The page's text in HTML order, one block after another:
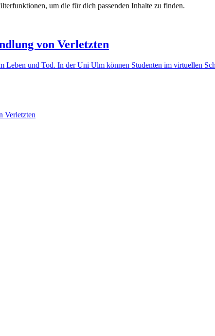
um die für dich passenden Inhalte zu finden.
von Verletzten
Leben und Tod. In der Uni Ulm können Studenten im virtuellen